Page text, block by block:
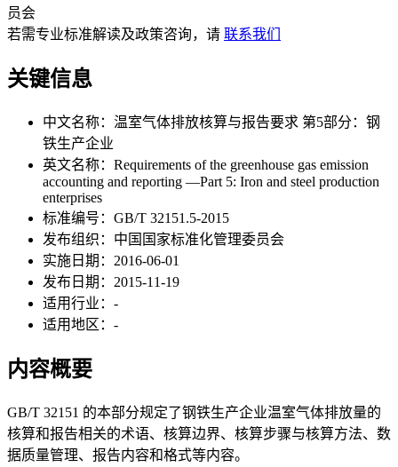
员会
若需专业标准解读及政策咨询，请 联系我们
关键信息
中文名称： 温室气体排放核算与报告要求 第5部分：钢
铁生产企业
英文名称： Requirements of the greenhouse gas emission
accounting and reporting —Part 5: Iron and steel production
enterprises
标准编号： GB/T 32151.5-2015
发布组织： 中国国家标准化管理委员会
实施日期： 2016-06-01
发布日期： 2015-11-19
适用行业： -
适用地区： -
内容概要
GB/T 32151 的本部分规定了钢铁生产企业温室气体排放量的
核算和报告相关的术语、核算边界、核算步骤与核算方法、数
据质量管理、报告内容和格式等内容。